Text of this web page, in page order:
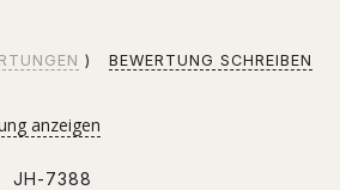
BEWERTUNG SCHREIBEN
anzeigen
JH-7388